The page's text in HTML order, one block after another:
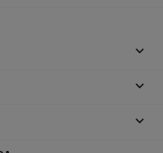


